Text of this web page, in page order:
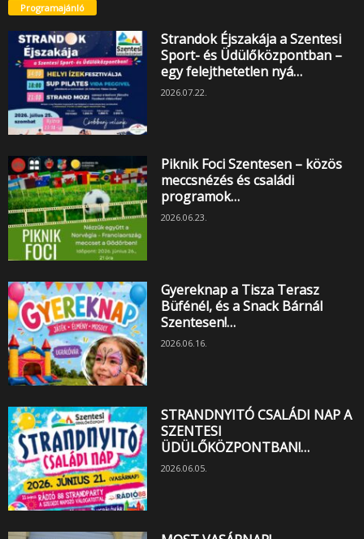
Programajánló
Strandok Éjszakája a Szentesi
Sport- és Üdülőközpontban –
egy felejthetetlen nyá…
2026.07.22.
Piknik Foci Szentesen – közös
meccsnézés és családi
programok…
2026.06.23.
Gyereknap a Tisza Terasz
Büfénél, és a Snack Bárnál
Szentesen!…
2026.06.16.
STRANDNYITÓ CSALÁDI NAP A
SZENTESI
ÜDÜLŐKÖZPONTBAN!…
2026.06.05.